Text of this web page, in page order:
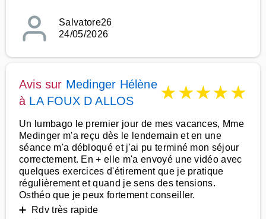
Salvatore26
24/05/2026
Avis sur Medinger Hélène
à LA FOUX D ALLOS ★★★★★
Un lumbago le premier jour de mes vacances, Mme
Medinger m'a reçu dès le lendemain et en une
séance m'a débloqué et j'ai pu terminé mon séjour
correctement. En + elle m'a envoyé une vidéo avec
quelques exercices d'étirement que je pratique
régulièrement et quand je sens des tensions.
Osthéo que je peux fortement conseiller.
➕ Rdv très rapide